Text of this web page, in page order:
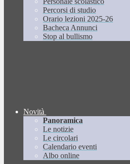
Percorsi di studio
Orario lezioni 2025-26
Bacheca Annunci
Stop al bullismo
Novità
Panoramica
Le notizie
Le circolari
Calendario eventi
Albo online